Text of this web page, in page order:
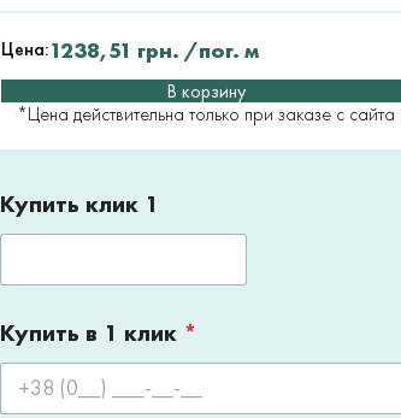
Цена:1238,51 грн. /пог. м
В корзину
*Цена действительна только при заказе с сайта
Купить клик 1
Купить в 1 клик *